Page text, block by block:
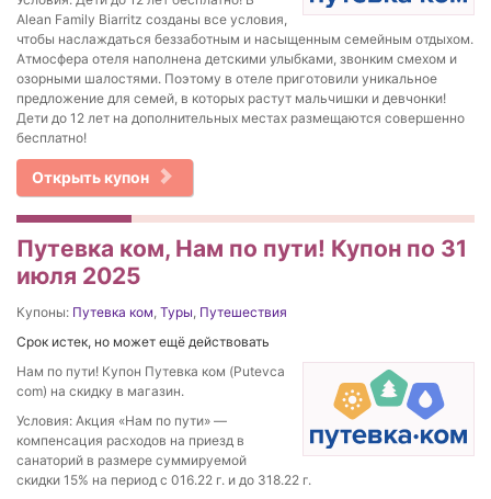
Alean Family Biarritz созданы все условия,
чтобы наслаждаться беззаботным и насыщенным семейным отдыхом.
Атмосфера отеля наполнена детскими улыбками, звонким смехом и
озорными шалостями. Поэтому в отеле приготовили уникальное
предложение для семей, в которых растут мальчишки и девчонки!
Дети до 12 лет на дополнительных местах размещаются совершенно
бесплатно!
Открыть купон
Путевка ком, Нам по пути! Купон по 31
июля 2025
Купоны: Путевка ком, Туры, Путешествия
Срок истек, но может ещё действовать
Нам по пути! Купон Путевка ком (Putevca
com) на скидку в магазин.
Условия: Акция «Нам по пути» —
компенсация расходов на приезд в
санаторий в размере суммируемой
скидки 15% на период с 016.22 г. и до 318.22 г.